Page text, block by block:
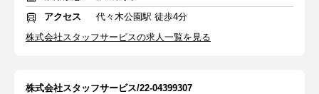
アクセス
代々木公園駅 徒歩4分
株式会社スタッフサービスの求人一覧を見る
株式会社スタッフサービス/22-04399307